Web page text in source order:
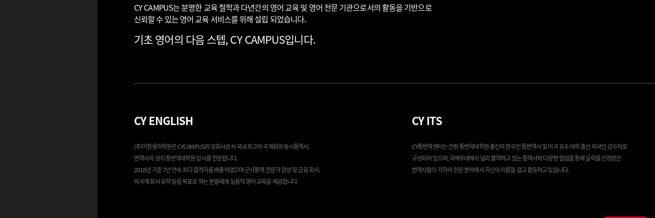
CY CAMPUS는 분명한 교육 철학과 다년간의 영어 교육 및 영어 전문 기관으로서의 활동을 기반으로
신뢰할 수 있는 영어 교육 서비스를 위해 설립 되었습니다.
기초 영어의 다음 스텝, CY CAMPUS입니다.
CY ENGLISH
(주)이창용어학원은 CYCAMPUS의 모회사로서 국내 최고의 국제회의 동시통역사,
번역사의 성지 통번역대학원 입시를 전문합니다.
2018년 기준 7년 연속 최다 합격자를 배출하였으며 군사통역 전문가 양성 및 금융 회사,
외국계 회사 유학 등을 목표로 하는 분들에게 실용적 영어 교육을 제공합니다.
CY ITS
CY통번역센터는 전원 통번역대학원 출신의 한국인 통번역사 및 미국 유수 대학 출신 외국인 감수자로
구성되어 있으며, 국제무대에서 널리 활약하고 있는 통역사와 다양한 협업을 통해 실력을 인정받은
번역사들이 각자의 전문 분야에서 자신의 이름을 걸고 활동하고 있습니다.